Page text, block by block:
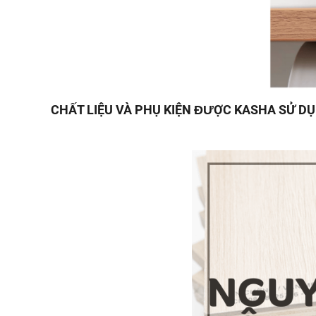
CHẤT LIỆU VÀ PHỤ KIỆN ĐƯỢC KASHA SỬ